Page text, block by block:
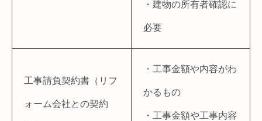
・建物の所有者確認に
必要
工事請負契約書（リフ
ォーム会社との契約
・工事金額や内容がわ
かるもの
・工事金額や工事内容